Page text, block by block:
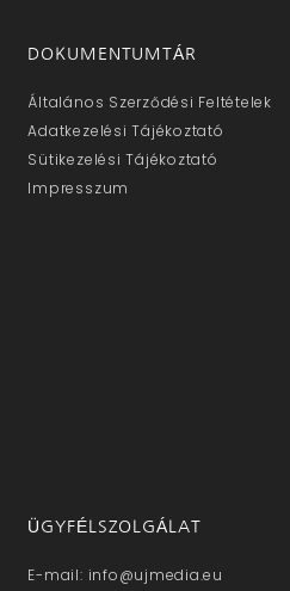
DOKUMENTUMTÁR
Általános Szerződési Feltételek
Adatkezelési Tájékoztató
Sütikezelési Tájékoztató
Impresszum
ÜGYFÉLSZOLGÁLAT
E-mail: info@ujmedia.eu